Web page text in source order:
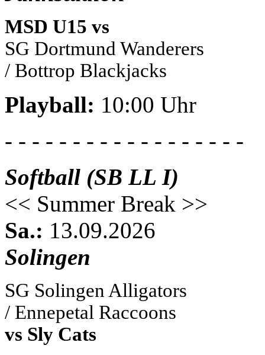
MSD U15 vs
SG Dortmund Wanderers
/ Bottrop Blackjacks
Playball: 10:00 Uhr
- - - - - - - - - - - - - - - - - -
Softball (SB LL I)
<< Summer Break >>
Sa.: 13.09.2026
Solingen
SG Solingen Alligators
/ Ennepetal Raccoons
vs Sly Cats